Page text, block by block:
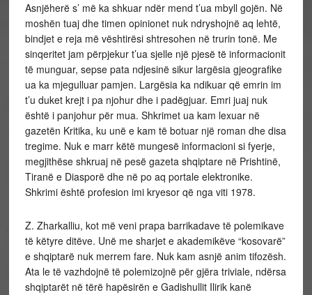
Asnjëherë s’ më ka shkuar ndër mend t’ua mbyll gojën. Në
moshën tuaj dhe timen opinionet nuk ndryshojnë aq lehtë,
bindjet e reja më vështirësi shtresohen në trurin tonë. Me
sinqeritet jam përpjekur t’ua sjelle një pjesë të informacionit
të munguar, sepse pata ndjesinë sikur largësia gjeografike
ua ka mjegulluar pamjen. Largësia ka ndikuar që emrin im
t’u duket krejt i pa njohur dhe i padëgjuar. Emri juaj nuk
është i panjohur për mua. Shkrimet ua kam lexuar në
gazetën Kritika, ku unë e kam të botuar një roman dhe disa
tregime. Nuk e marr këtë mungesë informacioni si fyerje,
megjithëse shkruaj në pesë gazeta shqiptare në Prishtinë,
Tiranë e Diasporë dhe në po aq portale elektronike.
Shkrimi është profesion imi kryesor që nga viti 1978.
Z. Zharkalliu, kot më veni prapa barrikadave të polemikave
të këtyre ditëve. Unë me sharjet e akademikëve “kosovarë”
e shqiptarë nuk merrem fare. Nuk kam asnjë anim tifozësh.
Ata le të vazhdojnë të polemizojnë për gjëra triviale, ndërsa
shqiptarët në tërë hapësirën e Gadishullit Ilirik kanë